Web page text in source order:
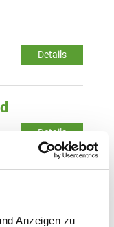
Anzeigen zu
Details
Details